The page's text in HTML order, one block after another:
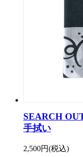
SEARCH
手拭い
2,500円(税込)